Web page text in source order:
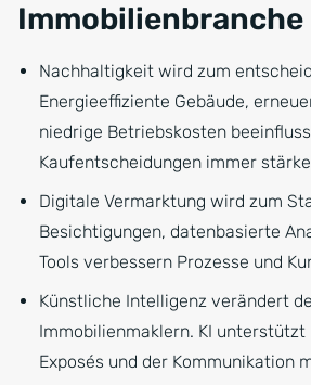
Immobilienbranche
Nachhaltigkeit wird zum
Energieeffiziente Gebäude,
niedrige Betriebskosten
Kaufentscheidungen immer
Digitale Vermarktung wird zum
Besichtigungen, datenbasierte
Tools verbessern Prozesse und
Künstliche Intelligenz verändert
Immobilienmaklern. KI unterstützt
Exposés und der Kommunikation